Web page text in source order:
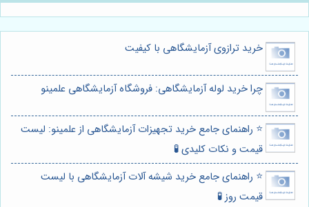
خرید ترازوی آزمایشگاهی با کیفیت
چرا خرید لوله آزمایشگاهی: فروشگاه آزمایشگاهی علمینو
⭐️ راهنمای جامع خرید تجهیزات آزمایشگاهی از علمینو: لیست
قیمت و نکات کلیدی 🧪
⭐️ راهنمای جامع خرید شیشه آلات آزمایشگاهی با لیست
قیمت روز 🧪